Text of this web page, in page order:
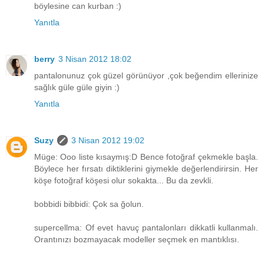
böylesine can kurban :)
Yanıtla
berry 3 Nisan 2012 18:02
pantalonunuz çok güzel görünüyor ,çok beğendim ellerinize
sağlık güle güle giyin :)
Yanıtla
Suzy
3 Nisan 2012 19:02
Müge: Ooo liste kısaymış:D Bence fotoğraf çekmekle başla.
Böylece her fırsatı diktiklerini giymekle değerlendirirsin. Her
köşe fotoğraf köşesi olur sokakta... Bu da zevkli.
bobbidi bibbidi: Çok sa ğolun.
supercellma: Of evet havuç pantalonları dikkatli kullanmalı.
Orantınızı bozmayacak modeller seçmek en mantıklısı.